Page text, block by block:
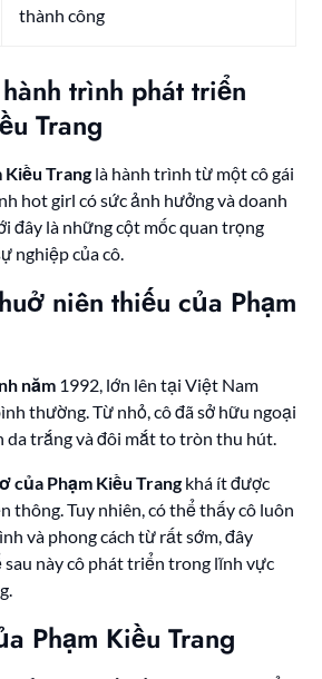
thành công
trình phát triển
Trang
Kiều Trang là hành trình từ một cô gái
hot girl có sức ảnh hưởng và doanh
đây là những cột mốc quan trọng
nghiệp của cô.
niên thiếu của Phạm
năm 1992, lớn lên tại Việt Nam
thường. Từ nhỏ, cô đã sở hữu ngoại
da trắng và đôi mắt to tròn thu hút.
của Phạm Kiều Trang khá ít được
thông. Tuy nhiên, có thể thấy cô luôn
và phong cách từ rất sớm, đây
sau này cô phát triển trong lĩnh vực
Phạm Kiều Trang